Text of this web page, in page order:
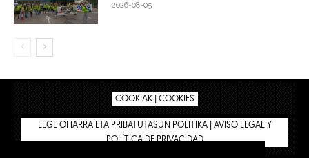
2026-08-05
COOKIAK | COOKIES
LEGE OHARRA ETA PRIBATUTASUN POLITIKA | AVISO LEGAL Y
POLÍTICA DE PRIVACIDAD